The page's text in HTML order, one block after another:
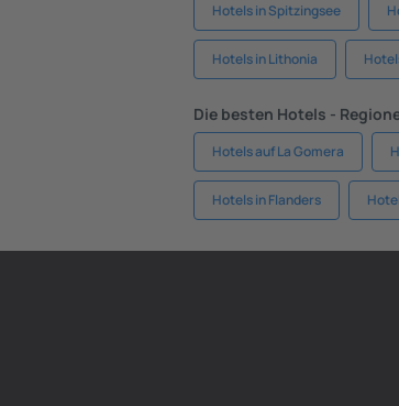
Hotels in Spitzingsee
Hotels in Lithonia
Die besten Hotels -
Hotels auf La Gomera
Hotels in Flanders